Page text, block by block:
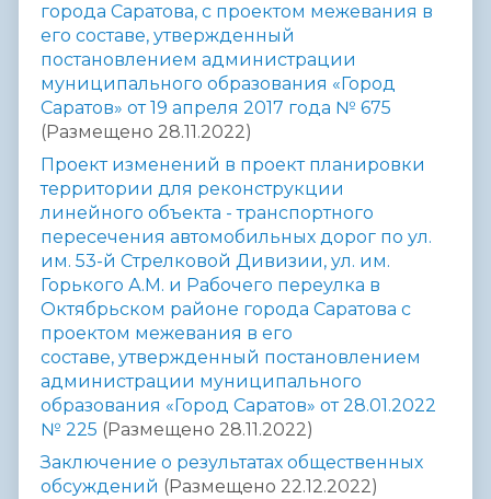
города Саратова, с проектом межевания в
его составе, утвержденный
постановлением администрации
муниципального образования «Город
Саратов» от 19 апреля 2017 года № 675
(Размещено 28.11.2022)
Проект изменений в проект планировки
территории для реконструкции
линейного объекта - транспортного
пересечения автомобильных дорог по ул.
им. 53-й Стрелковой Дивизии, ул. им.
Горького А.М. и Рабочего переулка в
Октябрьском районе города Саратова с
проектом межевания в его
составе, утвержденный постановлением
администрации муниципального
образования «Город Саратов» от 28.01.2022
№ 225 (Размещено 28.11.2022)
Заключение о результатах общественных
обсуждений (Размещено 22.12.2022)